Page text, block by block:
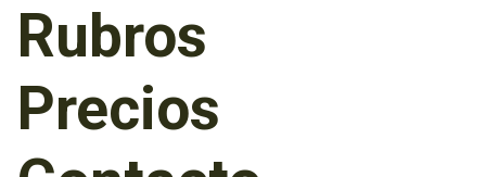
Rubros
Precios